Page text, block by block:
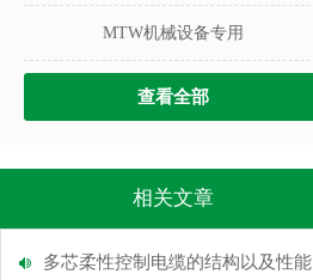
MTW机械设备专用
查看全部
相关文章
多芯柔性控制电缆的​结构以及​性能